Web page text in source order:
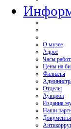
О музее
Адрес
Часы
Цены на
Филиалы
Отделы
Аукцион
Издания
Наши
Документы